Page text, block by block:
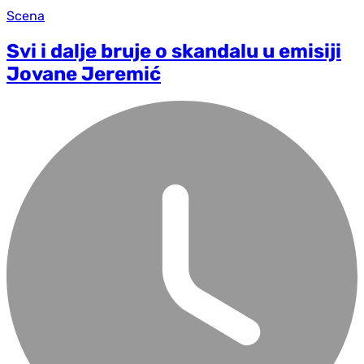
Scena
Svi i dalje bruje o skandalu u emisiji
Jovane Jeremić